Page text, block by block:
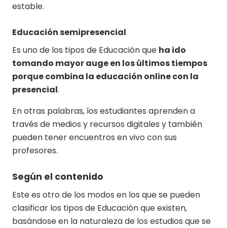
estable.
Educación semipresencial
Es uno de los tipos de Educación que ha ido
tomando mayor auge en los últimos tiempos
porque combina la educación online con la
presencial.
En otras palabras, los estudiantes aprenden a
través de medios y recursos digitales y también
pueden tener encuentros en vivo con sus
profesores.
Según el contenido
Este es otro de los modos en los que se pueden
clasificar los tipos de Educación que existen,
basándose en la naturaleza de los estudios que se